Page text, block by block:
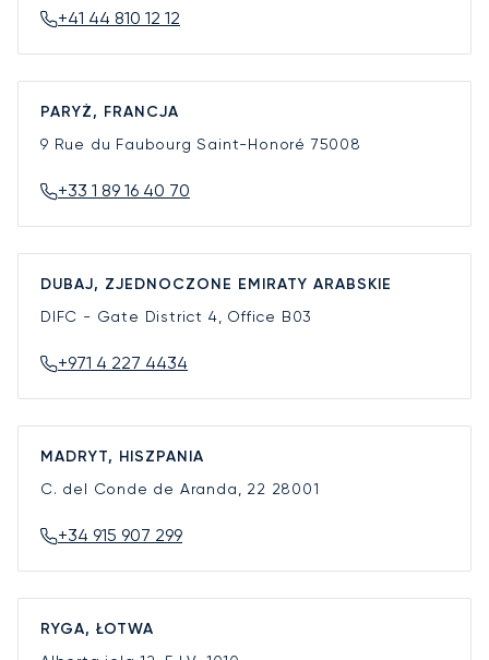
+41 44 810 12 12
PARYŻ, FRANCJA
9 Rue du Faubourg Saint-Honoré 75008
+33 1 89 16 40 70
DUBAJ, ZJEDNOCZONE EMIRATY ARABSKIE
DIFC - Gate District 4, Office B03
+971 4 227 4434
MADRYT, HISZPANIA
C. del Conde de Aranda, 22 28001
+34 915 907 299
RYGA, ŁOTWA